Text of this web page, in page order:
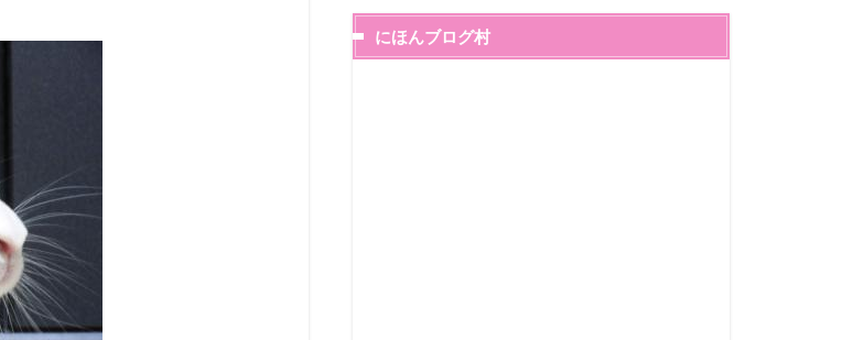
にほんブログ村